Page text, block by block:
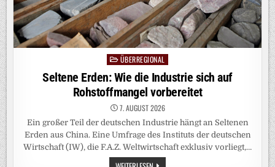
Posted
in
ÜBERREGIONAL
Seltene Erden: Wie die Industrie sich auf
Rohstoffmangel vorbereitet
7. AUGUST 2026
Ein großer Teil der deutschen Industrie hängt an Seltenen
Erden aus China. Eine Umfrage des Instituts der deutschen
Wirtschaft (IW), die F.A.Z. Weltwirtschaft exklusiv vorliegt,…